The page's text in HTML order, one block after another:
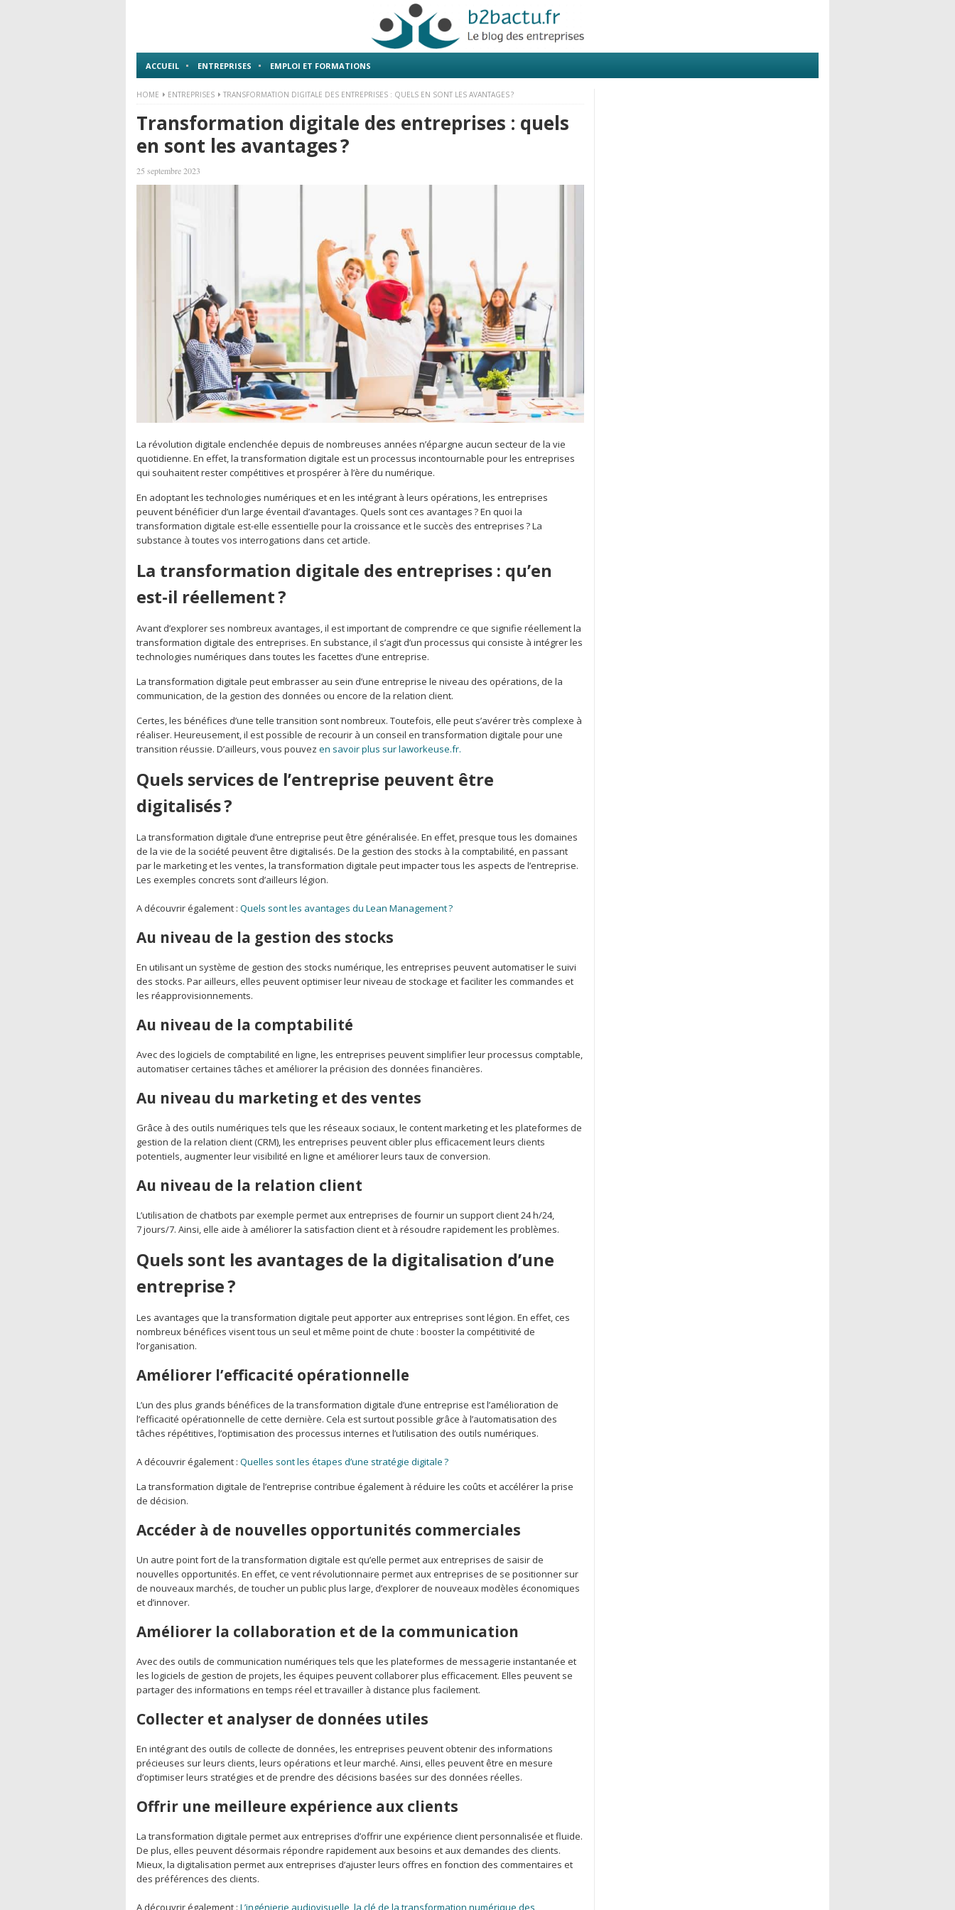
ACCUEIL ENTREPRISES EMPLOI ET FORMATIONS
HOME ENTREPRISES TRANSFORMATION DIGITALE DES ENTREPRISES : QUELS EN SONT LES AVANTAGES ?
Transformation digitale des entreprises : quels
en sont les avantages ?
25 septembre 2023
La révolution digitale enclenchée depuis de nombreuses années n’épargne aucun secteur de la vie
quotidienne. En effet, la transformation digitale est un processus incontournable pour les entreprises
qui souhaitent rester compétitives et prospérer à l’ère du numérique.
En adoptant les technologies numériques et en les intégrant à leurs opérations, les entreprises
peuvent bénéficier d’un large éventail d’avantages. Quels sont ces avantages ? En quoi la
transformation digitale est-elle essentielle pour la croissance et le succès des entreprises ? La
substance à toutes vos interrogations dans cet article.
La transformation digitale des entreprises : qu’en
est-il réellement ?
Avant d’explorer ses nombreux avantages, il est important de comprendre ce que signifie réellement la
transformation digitale des entreprises. En substance, il s’agit d’un processus qui consiste à intégrer les
technologies numériques dans toutes les facettes d’une entreprise.
La transformation digitale peut embrasser au sein d’une entreprise le niveau des opérations, de la
communication, de la gestion des données ou encore de la relation client.
Certes, les bénéfices d’une telle transition sont nombreux. Toutefois, elle peut s’avérer très complexe à
réaliser. Heureusement, il est possible de recourir à un conseil en transformation digitale pour une
transition réussie. D’ailleurs, vous pouvez en savoir plus sur laworkeuse.fr.
Quels services de l’entreprise peuvent être
digitalisés ?
La transformation digitale d’une entreprise peut être généralisée. En effet, presque tous les domaines
de la vie de la société peuvent être digitalisés. De la gestion des stocks à la comptabilité, en passant
par le marketing et les ventes, la transformation digitale peut impacter tous les aspects de l’entreprise.
Les exemples concrets sont d’ailleurs légion.
A découvrir également : Quels sont les avantages du Lean Management ?
Au niveau de la gestion des stocks
En utilisant un système de gestion des stocks numérique, les entreprises peuvent automatiser le suivi
des stocks. Par ailleurs, elles peuvent optimiser leur niveau de stockage et faciliter les commandes et
les réapprovisionnements.
Au niveau de la comptabilité
Avec des logiciels de comptabilité en ligne, les entreprises peuvent simplifier leur processus comptable,
automatiser certaines tâches et améliorer la précision des données financières.
Au niveau du marketing et des ventes
Grâce à des outils numériques tels que les réseaux sociaux, le content marketing et les plateformes de
gestion de la relation client (CRM), les entreprises peuvent cibler plus efficacement leurs clients
potentiels, augmenter leur visibilité en ligne et améliorer leurs taux de conversion.
Au niveau de la relation client
L’utilisation de chatbots par exemple permet aux entreprises de fournir un support client 24 h/24,
7 jours/7. Ainsi, elle aide à améliorer la satisfaction client et à résoudre rapidement les problèmes.
Quels sont les avantages de la digitalisation d’une
entreprise ?
Les avantages que la transformation digitale peut apporter aux entreprises sont légion. En effet, ces
nombreux bénéfices visent tous un seul et même point de chute : booster la compétitivité de
l’organisation.
Améliorer l’efficacité opérationnelle
L’un des plus grands bénéfices de la transformation digitale d’une entreprise est l’amélioration de
l’efficacité opérationnelle de cette dernière. Cela est surtout possible grâce à l’automatisation des
tâches répétitives, l’optimisation des processus internes et l’utilisation des outils numériques.
A découvrir également : Quelles sont les étapes d’une stratégie digitale ?
La transformation digitale de l’entreprise contribue également à réduire les coûts et accélérer la prise
de décision.
Accéder à de nouvelles opportunités commerciales
Un autre point fort de la transformation digitale est qu’elle permet aux entreprises de saisir de
nouvelles opportunités. En effet, ce vent révolutionnaire permet aux entreprises de se positionner sur
de nouveaux marchés, de toucher un public plus large, d’explorer de nouveaux modèles économiques
et d’innover.
Améliorer la collaboration et de la communication
Avec des outils de communication numériques tels que les plateformes de messagerie instantanée et
les logiciels de gestion de projets, les équipes peuvent collaborer plus efficacement. Elles peuvent se
partager des informations en temps réel et travailler à distance plus facilement.
Collecter et analyser de données utiles
En intégrant des outils de collecte de données, les entreprises peuvent obtenir des informations
précieuses sur leurs clients, leurs opérations et leur marché. Ainsi, elles peuvent être en mesure
d’optimiser leurs stratégies et de prendre des décisions basées sur des données réelles.
Offrir une meilleure expérience aux clients
La transformation digitale permet aux entreprises d’offrir une expérience client personnalisée et fluide.
De plus, elles peuvent désormais répondre rapidement aux besoins et aux demandes des clients.
Mieux, la digitalisation permet aux entreprises d’ajuster leurs offres en fonction des commentaires et
des préférences des clients.
A découvrir également : L’ingénierie audiovisuelle, la clé de la transformation numérique des